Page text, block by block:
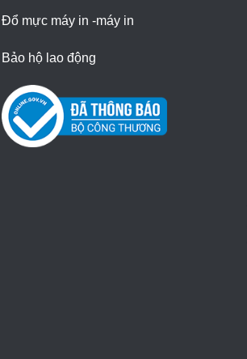
Đổ mực máy in -máy in
Bảo hộ lao động